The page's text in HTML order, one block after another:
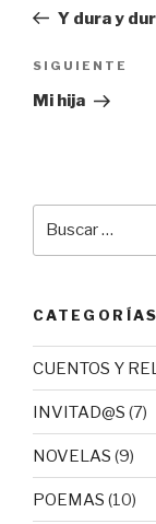
entradas
anterior:
Y dura y
Siguiente
entrada
SIGUIENTE
Mi hija
CATEGORÍAS
CUENTOS Y
INVITAD@S (7)
NOVELAS (9)
POEMAS (10)